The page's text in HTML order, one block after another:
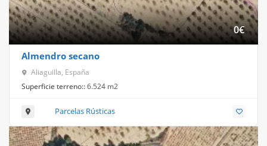
0€
Almendro secano
Aliaguilla, España
Superficie terreno::6.524 m2
Parcelas Rústicas